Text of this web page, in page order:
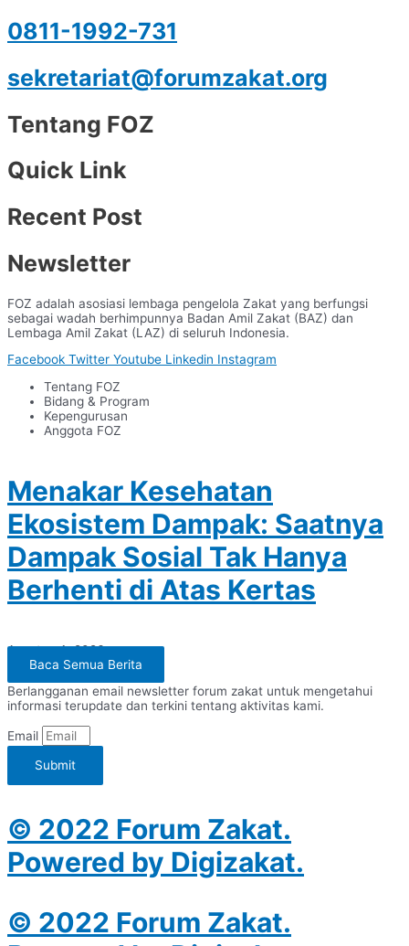
0811-1992-731
sekretariat@forumzakat.org
Tentang FOZ
Quick Link
Recent Post
Newsletter
FOZ adalah asosiasi lembaga pengelola Zakat yang berfungsi
sebagai wadah berhimpunnya Badan Amil Zakat (BAZ) dan
Lembaga Amil Zakat (LAZ) di seluruh Indonesia.
Facebook Twitter Youtube Linkedin Instagram
Tentang FOZ
Bidang & Program
Kepengurusan
Anggota FOZ
Menakar Kesehatan
Ekosistem Dampak: Saatnya
Dampak Sosial Tak Hanya
Berhenti di Atas Kertas
Agustus 4, 2026
Baca Semua Berita
Berlangganan email newsletter forum zakat untuk mengetahui
informasi terupdate dan terkini tentang aktivitas kami.
Email
Submit
© 2022 Forum Zakat.
Powered by Digizakat.
© 2022 Forum Zakat.